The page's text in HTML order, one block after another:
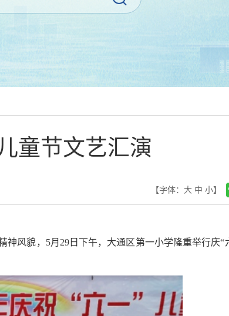
童节文艺汇演
【字体： 大 中 小】
风貌，5月29日下午，大通区第一小学隆重举行庆“